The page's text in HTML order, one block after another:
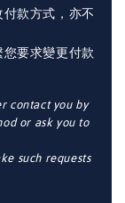
款方式，亦不
要求變更付款
contact you by
or ask you to
such requests